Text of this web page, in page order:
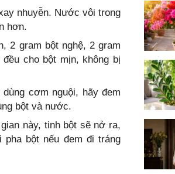
nhuyễn. Nước vôi trong
hơn.
2 gram bột nghệ, 2 gram
cho bột mịn, không bị
cơm nguội, hãy đem
bột và nước.
này, tinh bột sẽ nở ra,
bột nếu đem đi tráng